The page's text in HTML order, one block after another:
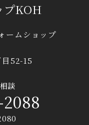
プKOH
ームショップ
52-15
談